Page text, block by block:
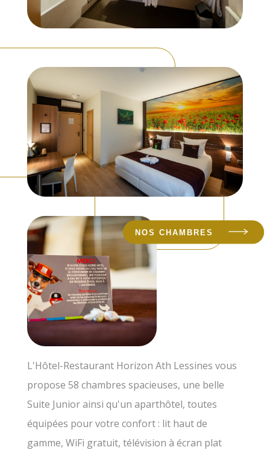
NOS CHAMBRES
L'Hôtel-Restaurant Horizon Ath Lessines vous
propose 58 chambres spacieuses, une belle
Suite Junior ainsi qu'un aparthôtel, toutes
équipées pour votre confort : lit haut de
gamme, WiFi gratuit, télévision à écran plat